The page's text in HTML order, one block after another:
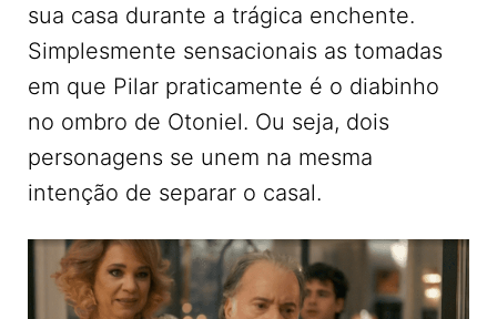
sua casa durante a trágica enchente.
Simplesmente sensacionais as tomadas
em que Pilar praticamente é o diabinho
no ombro de Otoniel. Ou seja, dois
personagens se unem na mesma
intenção de separar o casal.